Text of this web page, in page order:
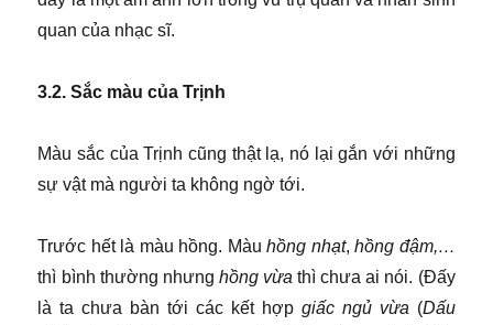
quan của nhạc sĩ.
3.2. Sắc màu của Trịnh
Màu sắc của Trịnh cũng thật lạ, nó lại gắn với những
sự vật mà người ta không ngờ tới.
Trước hết là màu hồng. Màuhồng nhạt,hồng đậm,…
thì bình thường nhưng hồng vừa thì chưa ai nói. (Đấy
là ta chưa bàn tới các kết hợp giấc ngủ vừa (Dấu